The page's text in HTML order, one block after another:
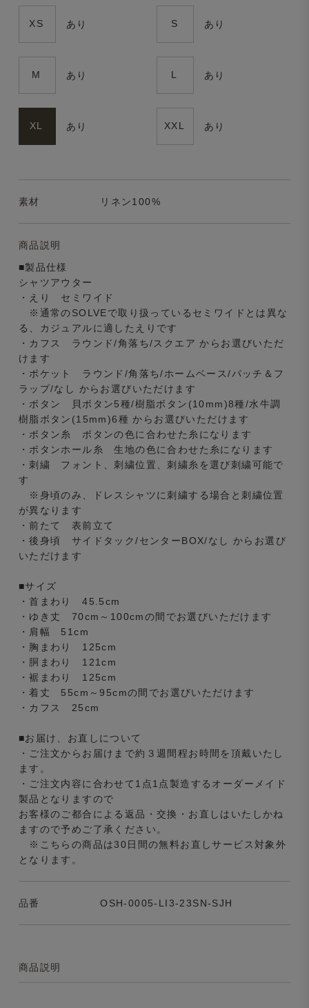
XS あり S あり
M あり L あり
XL あり XXL あり
素材 リネン100%
商品説明
■製品仕様
シャツアウター
・えり セミワイド
※通常のSOLVEで取り扱っているセミワイドとは異な
る、カジュアルに適したえりです
・カフス ラウンド/角落ち/スクエア からお選びいただ
けます
・ポケット ラウンド/角落ち/ホームベース/パッチ＆フ
ラップ/なし からお選びいただけます
・ボタン 貝ボタン5種/樹脂ボタン(10mm)8種/水牛調
樹脂ボタン(15mm)6種 からお選びいただけます
・ボタン糸 ボタンの色に合わせた糸になります
・ボタンホール糸 生地の色に合わせた糸になります
・刺繍 フォント、刺繍位置、刺繍糸を選び刺繍可能で
す
※身頃のみ、ドレスシャツに刺繍する場合と刺繍位置
が異なります
・前たて 表前立て
・後身頃 サイドタック/センターBOX/なし からお選び
いただけます
■サイズ
・首まわり 45.5cm
・ゆき丈 70cm～100cmの間でお選びいただけます
・肩幅 51cm
・胸まわり 125cm
・胴まわり 121cm
・裾まわり 125cm
・着丈 55cm～95cmの間でお選びいただけます
・カフス 25cm
■お届け、お直しについて
・ご注文からお届けまで約３週間程お時間を頂戴いたし
ます。
・ご注文内容に合わせて1点1点製造するオーダーメイド
製品となりますので
お客様のご都合による返品・交換・お直しはいたしかね
ますので予めご了承ください。
※こちらの商品は30日間の無料お直しサービス対象外
となります。
品番 OSH-0005-LI3-23SN-SJH
商品説明